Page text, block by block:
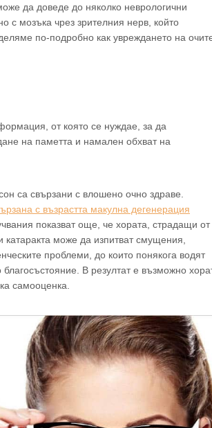
да доведе до няколко неврологични
с мозъка чрез зрителния нерв, който
по-подробно как увреждането на
от която се нуждае, за да
на паметта и намален обхват на
са свързани с влошено очно здраве.
с възрастта макулна дегенерация
показват още, че хората, страдащи от
може да изпитват смущения,
проблеми, до които понякога водят
В резултат е възможно
самооценка.